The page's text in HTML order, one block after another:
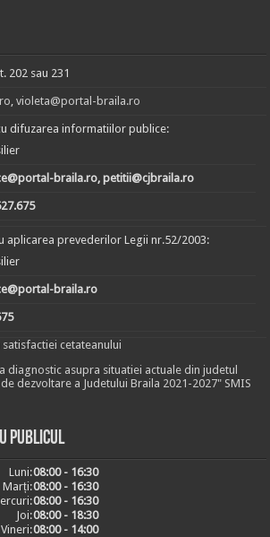
202 sau 231
,violeta@portal-braila.ro
difuzarea informatiilor publice:
braila.ro, petitii@cjbraila.ro
aplicarea prevederilor Legii nr.52/2003:
braila.ro
cetateanului
diagnostic asupra situatiei actuale din judetul
dezvoltare a Judetului Braila 2021-2027" SMIS
publicul
Luni:08:00 - 16:30
Marți:08:00 - 16:30
08:00 - 16:30
Joi:08:00 - 18:30
Vineri:08:00 - 14:00